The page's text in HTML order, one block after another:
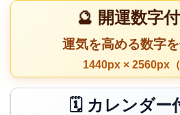
🔮 開運数字
運気を高める数字
1440px × 2560px（
🗓️ カレンダー